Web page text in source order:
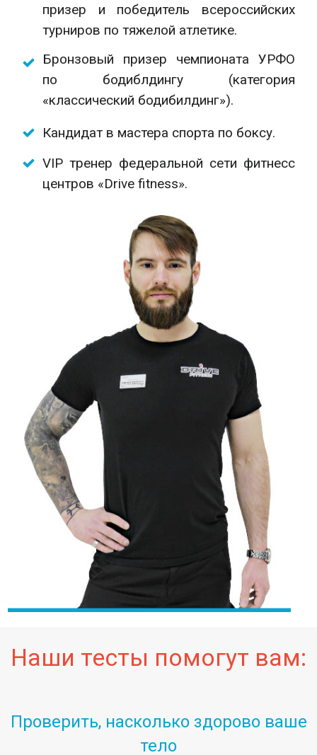
призер и победитель всероссийских
турниров по тяжелой атлетике.
Бронзовый призер чемпионата УРФО
по бодиблдингу (категория
«классический бодибилдинг»).
Кандидат в мастера спорта по боксу.
VIP тренер федеральной сети фитнесс
центров «Drive fitness».
Наши тесты помогут вам:
Проверить, насколько здорово ваше
тело